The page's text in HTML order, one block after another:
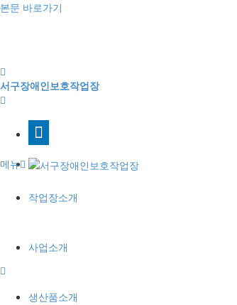
본문 바로가기
서구장애인보호작업장
작업장소개
사업소개
생산품소개
메뉴